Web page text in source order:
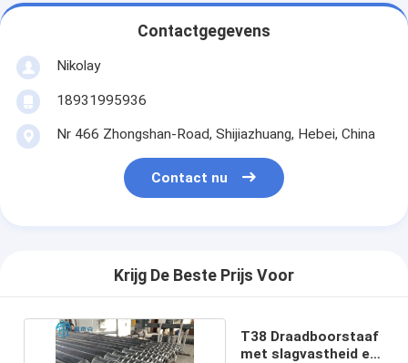
Contactgegevens
Nikolay
18931995936
Nr 466 Zhongshan-Road, Shijiazhuang, Hebei, China
Contact nu
Krijg De Beste Prijs Voor
T38 Draadboorstaaf
met slagvastheid en